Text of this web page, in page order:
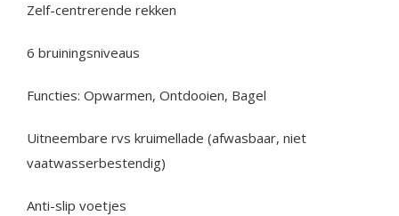
Zelf-centrerende rekken
6 bruiningsniveaus
Functies: Opwarmen, Ontdooien, Bagel
Uitneembare rvs kruimellade (afwasbaar, niet
vaatwasserbestendig)
Anti-slip voetjes